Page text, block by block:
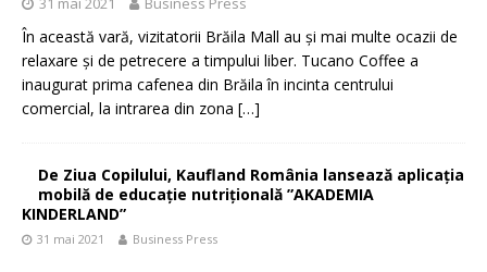
În această vară, vizitatorii Brăila Mall au și mai multe ocazii de
relaxare și de petrecere a timpului liber. Tucano Coffee a
inaugurat prima cafenea din Brăila în incinta centrului
comercial, la intrarea din zona […]
De Ziua Copilului, Kaufland România lansează aplicația
mobilă de educație nutrițională ”AKADEMIA
KINDERLAND”
31 mai 2021 Business Press